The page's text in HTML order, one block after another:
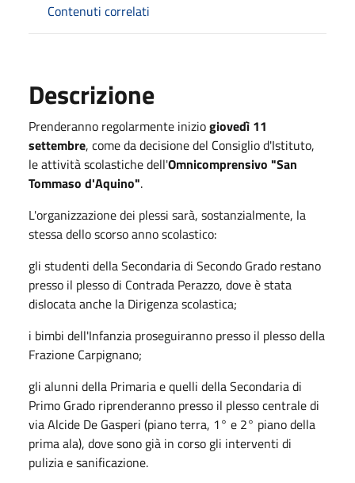
Contenuti correlati
Descrizione
Prenderanno regolarmente iniziogiovedì 11
settembre, come da decisione del Consiglio d'Istituto,
le attività scolastiche dell'Omnicomprensivo "San
Tommaso d'Aquino".
L'organizzazione dei plessi sarà, sostanzialmente, la
stessa dello scorso anno scolastico:
gli studenti della Secondaria di Secondo Grado restano
presso il plesso di Contrada Perazzo, dove è stata
dislocata anche la Dirigenza scolastica;
i bimbi dell'Infanzia proseguiranno presso il plesso della
Frazione Carpignano;
gli alunni della Primaria e quelli della Secondaria di
Primo Grado riprenderanno presso il plesso centrale di
via Alcide De Gasperi (piano terra, 1° e 2° piano della
prima ala), dove sono già in corso gli interventi di
pulizia e sanificazione.